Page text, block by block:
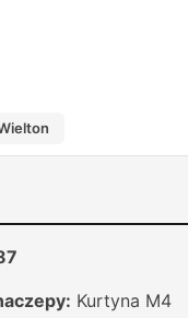
Kurtyna M4